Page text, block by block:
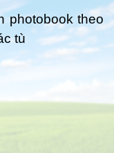
photobook theo
tù